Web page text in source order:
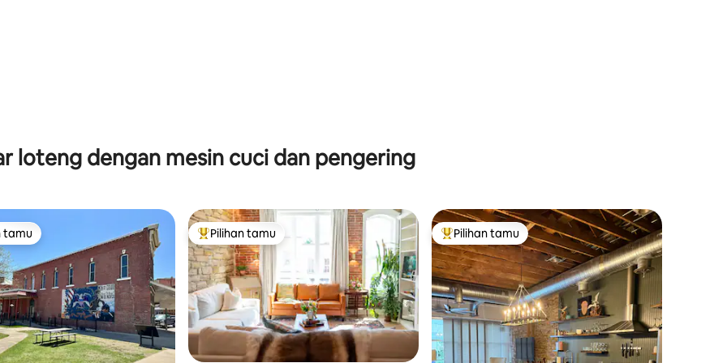
54 ulasan
loteng dengan mesin cuci dan pengering
terpopuler
tamu Pilihan tamu terpopuler
Pilihan tamu Pilihan tamu terpopuler
Pilihan tamu